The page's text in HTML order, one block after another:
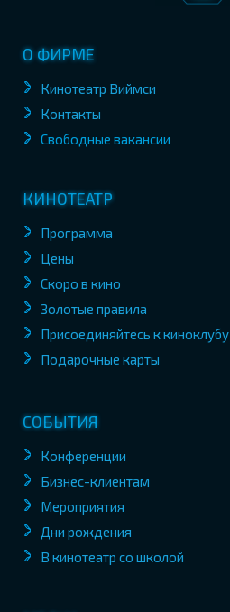
О ФИРМЕ
Кинотеатр Виймси
Контакты
Свободные вакансии
КИНОТЕАТР
Программа
Цены
Скоро в кино
Золотые правила
Присоединяйтесь к киноклубу
Подарочные карты
СОБЫТИЯ
Конференции
Бизнес-клиентам
Мероприятия
Дни рождения
В кинотеатр со школой